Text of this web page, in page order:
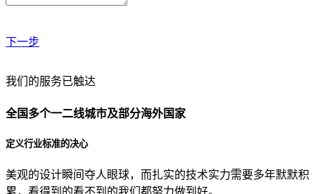
下一步
贵公司预算范围是？
贵公司的团队规模是？
目前主要的营销渠道是？
我们的服务已触达
全国多个一二线城市及部分海外国家
定义行业标准的决心
美观的设计瞬间夺人眼球，而扎实的技术实力需要多年默默积
累，看得到的看不到的我们都努力做到好。